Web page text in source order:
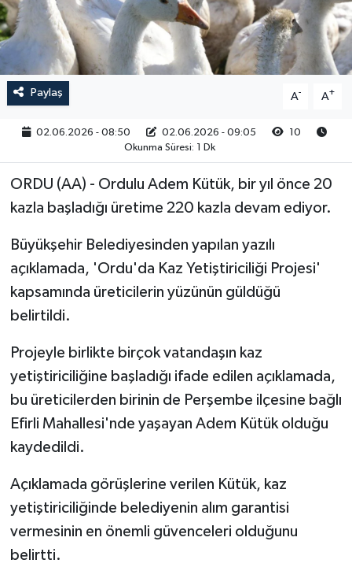
Paylaş A- A+
02.06.2026 - 08:50 02.06.2026 - 09:05
10
Okunma Süresi: 1 Dk
ORDU (AA) - Ordulu Adem Kütük, bir yıl önce 20
kazla başladığı üretime 220 kazla devam ediyor.
Büyükşehir Belediyesinden yapılan yazılı
açıklamada, 'Ordu'da Kaz Yetiştiriciliği Projesi'
kapsamında üreticilerin yüzünün güldüğü
belirtildi.
Projeyle birlikte birçok vatandaşın kaz
yetiştiriciliğine başladığı ifade edilen açıklamada,
bu üreticilerden birinin de Perşembe ilçesine bağlı
Efirli Mahallesi'nde yaşayan Adem Kütük olduğu
kaydedildi.
Açıklamada görüşlerine verilen Kütük, kaz
yetiştiriciliğinde belediyenin alım garantisi
vermesinin en önemli güvenceleri olduğunu
belirtti.
RESMİ İLAN